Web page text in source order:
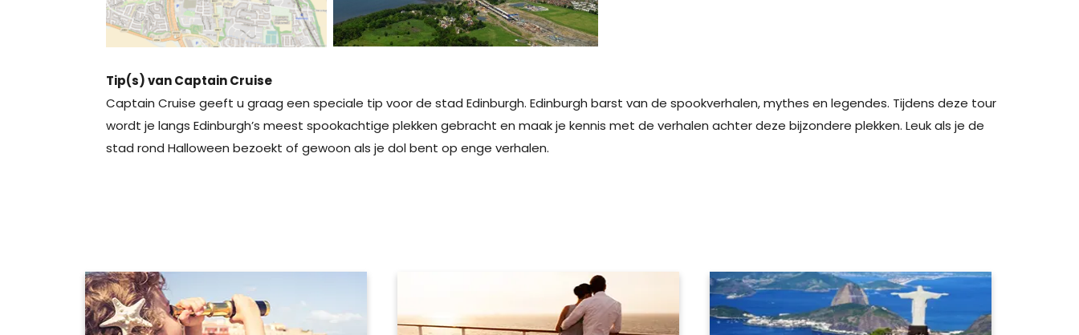
Tip(s) van Captain Cruise
Captain Cruise geeft u graag een speciale tip voor de stad Edinburgh. Edinburgh barst van de spookverhalen, mythes en legendes. Tijdens deze tour
wordt je langs Edinburgh’s meest spookachtige plekken gebracht en maak je kennis met de verhalen achter deze bijzondere plekken. Leuk als je de
stad rond Halloween bezoekt of gewoon als je dol bent op enge verhalen.